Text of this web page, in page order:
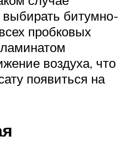
выбирать битумно-
пробковых
воздуха, что
появиться на